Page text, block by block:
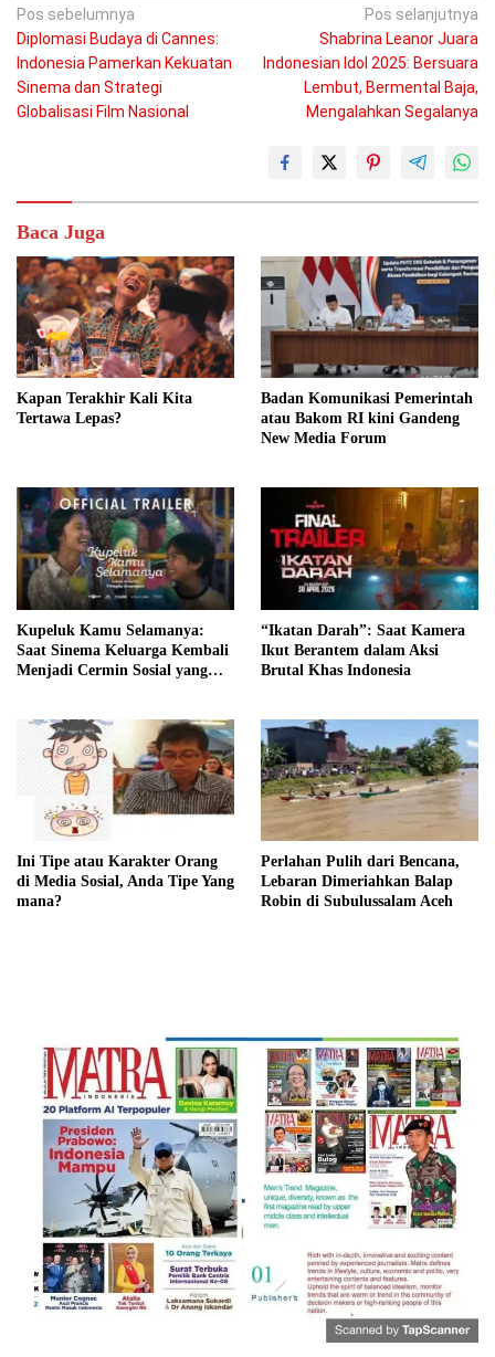
Navigasi
pos
Pos sebelumnya
Diplomasi Budaya di Cannes:
Indonesia Pamerkan Kekuatan
Sinema dan Strategi
Globalisasi Film Nasional
Pos selanjutnya
Shabrina Leanor Juara
Indonesian Idol 2025: Bersuara
Lembut, Bermental Baja,
Mengalahkan Segalanya
Baca Juga
Kapan Terakhir Kali Kita
Tertawa Lepas?
Badan Komunikasi Pemerintah
atau Bakom RI kini Gandeng
New Media Forum
Kupeluk Kamu Selamanya:
Saat Sinema Keluarga Kembali
Menjadi Cermin Sosial yang
“Ikatan Darah”: Saat Kamera
Ikut Berantem dalam Aksi
Brutal Khas Indonesia
Ini Tipe atau Karakter Orang
di Media Sosial, Anda Tipe Yang
mana?
Perlahan Pulih dari Bencana,
Lebaran Dimeriahkan Balap
Robin di Subulussalam Aceh